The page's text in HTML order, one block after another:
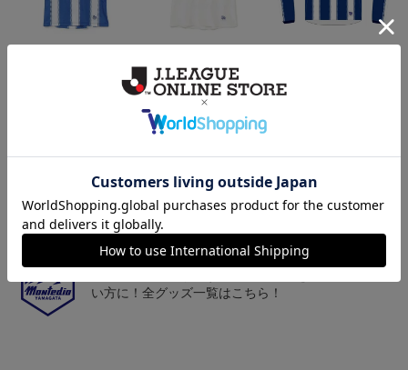
ニフォーム半袖（FP1st） ニフォーム半袖（FP2n
d）
18,700円～23,760円
山形
チームマスコット「ディーオ」グッズは、サポータ
山形
い方に！全グッズ一覧はこちら！